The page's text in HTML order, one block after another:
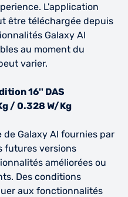
L'application
être téléchargée depuis
Galaxy AI
au moment du
varier.
16'' DAS
/ 0.328 W/Kg
Galaxy AI fournies par
futures versions
améliorées ou
Des conditions
aux fonctionnalités